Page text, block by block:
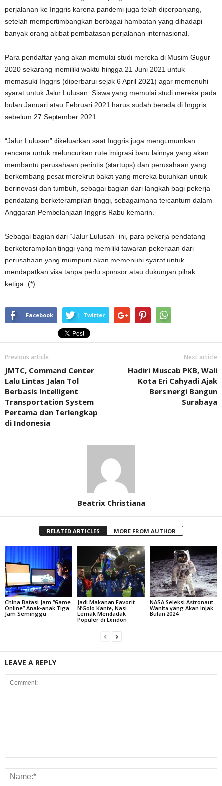
perjalanan ke Inggris karena pandemi juga telah diperpanjang,
setelah mempertimbangkan berbagai hambatan yang dihadapi
banyak orang akibat pembatasan perjalanan internasional.
Para pendaftar yang akan memulai studi mereka di Musim Gugur
2020 sekarang memiliki waktu hingga 21 Juni 2021 untuk
memasuki Inggris (diperbarui sejak 6 April 2021) agar memenuhi
syarat untuk Jalur Lulusan. Siswa yang memulai studi mereka pada
bulan Januari atau Februari 2021 harus sudah berada di Inggris
sebelum 27 September 2021.
“Jalur Lulusan” dikeluarkan saat Inggris juga mengumumkan
rencana untuk meluncurkan rute imigrasi baru lainnya yang akan
membantu perusahaan perintis (startups) dan perusahaan yang
berkembang pesat merekrut bakat yang mereka butuhkan untuk
berinovasi dan tumbuh, sebagai bagian dari langkah bagi pekerja
pendatang berketerampilan tinggi, sebagaimana tercantum dalam
Anggaran Pembelanjaan Inggris Rabu kemarin.
Sebagai bagian dari “Jalur Lulusan” ini, para pekerja pendatang
berketerampilan tinggi yang memiliki tawaran pekerjaan dari
perusahaan yang mumpuni akan memenuhi syarat untuk
mendapatkan visa tanpa perlu sponsor atau dukungan pihak
ketiga. (*)
Facebook Twitter
Previous article
JMTC, Command Center
Lalu Lintas Jalan Tol
Berbasis Intelligent
Transportation System
Pertama dan Terlengkap
di Indonesia
Next article
Hadiri Muscab PKB, Wali
Kota Eri Cahyadi Ajak
Bersinergi Bangun
Surabaya
Beatrix Christiana
RELATED ARTICLES MORE FROM AUTHOR
China Batasi Jam “Game
Online” Anak-anak Tiga
Jam Seminggu
Jadi Makanan Favorit
N’Golo Kante, Nasi
Lemak Mendadak
Populer di London
NASA Seleksi Astronaut
Wanita yang Akan Injak
Bulan 2024
LEAVE A REPLY